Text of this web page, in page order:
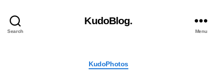
Search
KudoBlog.
Menu
Categories
KudoPhotos